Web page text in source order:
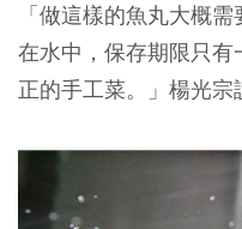
「做這樣的魚丸大概
在水中，保存期限只
正的手工菜。」楊光宗